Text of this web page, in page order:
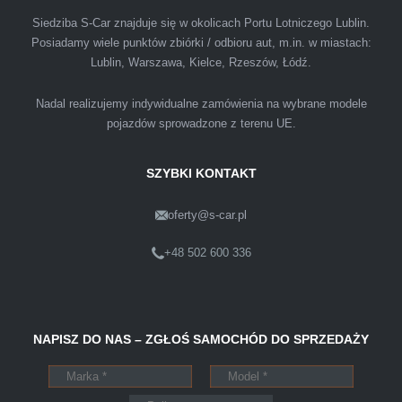
podejściem. Szybko, sprawnie, w miłej
atmosferze. Nie wiedziałem, że sprzedaż
samochodu może być załatwiona tak
warunkach finansowych.
Lublin
Pewnego dnia Rozmawialem z kolega na
Powiedział że sprzedał ostatnio swojego
Siedziba S-Car znajduje się w okolicach Portu Lotniczego Lublin.
Posiadamy wiele punktów zbiórki / odbioru aut, m.in. w miastach:
Lublin, Warszawa, Kielce, Rzeszów, Łódź.
Nadal realizujemy indywidualne zamówienia na wybrane modele
pojazdów sprowadzone z terenu UE.
SZYBKI KONTAKT
oferty@s-car.pl
+48 502 600 336
NAPISZ DO NAS – ZGŁOŚ SAMOCHÓD DO SPRZEDAŻY